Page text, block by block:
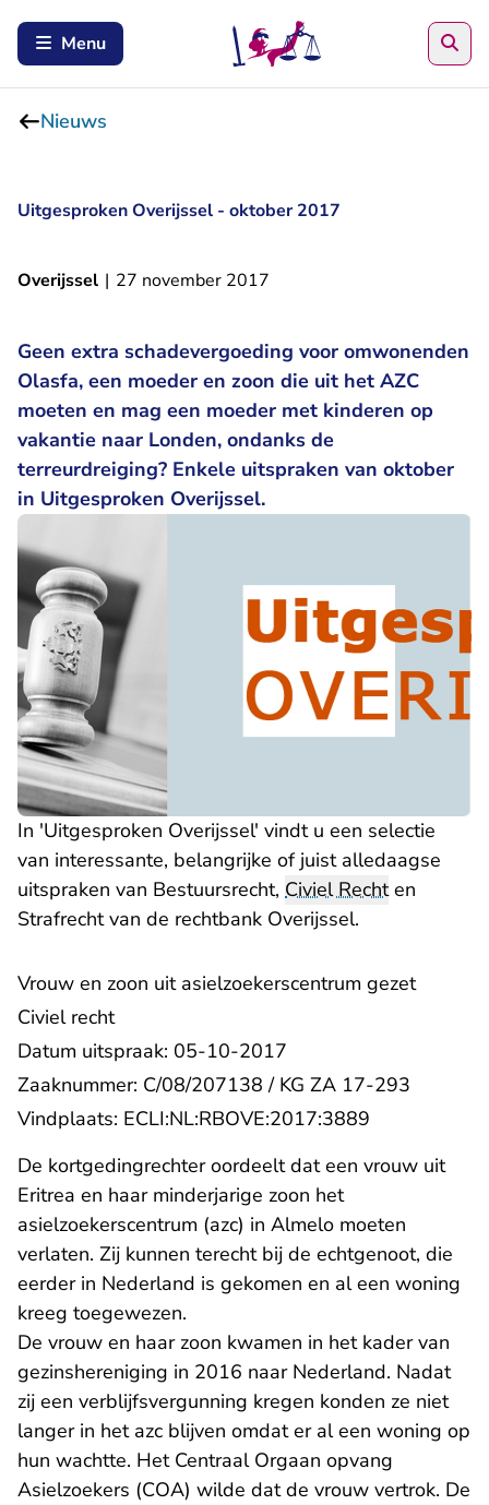
Menu
Nieuws
Uitgesproken Overijssel - oktober 2017
Overijssel | 27 november 2017
Geen extra schadevergoeding voor omwonenden
Olasfa, een moeder en zoon die uit het AZC
moeten en mag een moeder met kinderen op
vakantie naar Londen, ondanks de
terreurdreiging? Enkele uitspraken van oktober
in Uitgesproken Overijssel.
In 'Uitgesproken Overijssel' vindt u een selectie
van interessante, belangrijke of juist alledaagse
uitspraken van Bestuursrecht, Civiel Rechten
Strafrecht van de rechtbank Overijssel.
Vrouw en zoon uit asielzoekerscentrum gezet
Civiel recht
Datum uitspraak: 05-10-2017
Zaaknummer: C/08/207138 / KG ZA 17-293
Vindplaats: ECLI:NL:RBOVE:2017:3889
De kortgedingrechter oordeelt dat een vrouw uit
Eritrea en haar minderjarige zoon het
asielzoekerscentrum (azc) in Almelo moeten
verlaten. Zij kunnen terecht bij de echtgenoot, die
eerder in Nederland is gekomen en al een woning
kreeg toegewezen.
De vrouw en haar zoon kwamen in het kader van
gezinshereniging in 2016 naar Nederland. Nadat
zij een verblijfsvergunning kregen konden ze niet
langer in het azc blijven omdat er al een woning op
hun wachtte. Het Centraal Orgaan opvang
Asielzoekers (COA) wilde dat de vrouw vertrok. De